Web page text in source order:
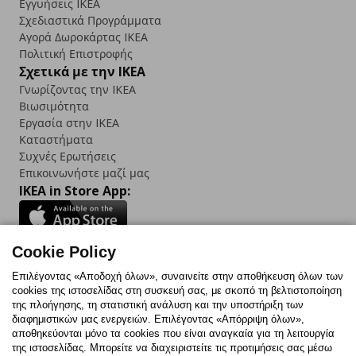
Εγγυήσεις IKEA
Σχεδιαστικά Προγράμματα
Αγορά Δωρoκάρτας IKEA
Πολιτική Επιστροφής
Σχετικά με την IKEA
Γνωρίζοντας την IKEA
Βιωσιμότητα
Εργασία στην IKEA
Καταστήματα
Συχνές Ερωτήσεις
Επικοινωνήστε μαζί μας
IKEA in Store App:
Follow us:
FacebookInstagram
TikTokYoutubePinterestTwitter
Cookie Policy
Επιλέγοντας «Αποδοχή όλων», συναινείτε στην αποθήκευση όλων των
cookies της ιστοσελίδας στη συσκευή σας, με σκοπό τη βελτιστοποίηση
της πλοήγησης, τη στατιστική ανάλυση και την υποστήριξη των
διαφημιστικών μας ενεργειών. Επιλέγοντας «Απόρριψη όλων»,
αποθηκεύονται μόνο τα cookies που είναι αναγκαία για τη λειτουργία
της ιστοσελίδας. Μπορείτε να διαχειριστείτε τις προτιμήσεις σας μέσω